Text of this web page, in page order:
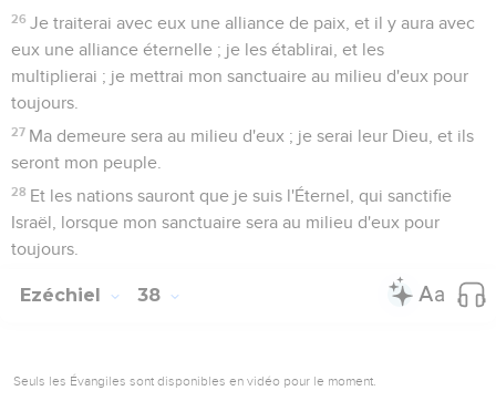
26 Je traiterai avec eux une alliance de paix, et il y aura avec
eux une alliance éternelle ; je les établirai, et les
multiplierai ; je mettrai mon sanctuaire au milieu d'eux pour
toujours.
27 Ma demeure sera au milieu d'eux ; je serai leur Dieu, et ils
seront mon peuple.
28 Et les nations sauront que je suis l'Éternel, qui sanctifie
Israël, lorsque mon sanctuaire sera au milieu d'eux pour
toujours.
Ezéchiel 38
Seuls les Évangiles sont disponibles en vidéo pour le moment.